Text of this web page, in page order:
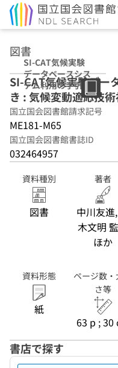
図書
SI-CAT気候実験
データベースシス
テム利用の手引き
: 気候変動適応技
術社会実装プログ
ラム (SI-CAT)
SI-CAT気候実験デー
き : 気候変動適応技
国立国会図書館請求記号
ME181-M65
国立国会図書館書誌ID
032464957
資料種別
図書
著者
中川友進
木文明
ほか
資料形態
紙
ページ数・
さ等
63 p ; 30
書店で探す